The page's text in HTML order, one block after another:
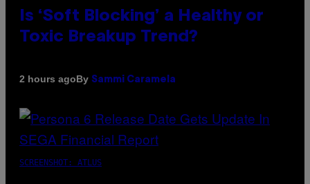
Is ‘Soft Blocking’ a Healthy or
Toxic Breakup Trend?
2 hours agoBy Sammi Caramela
SCREENSHOT: ATLUS